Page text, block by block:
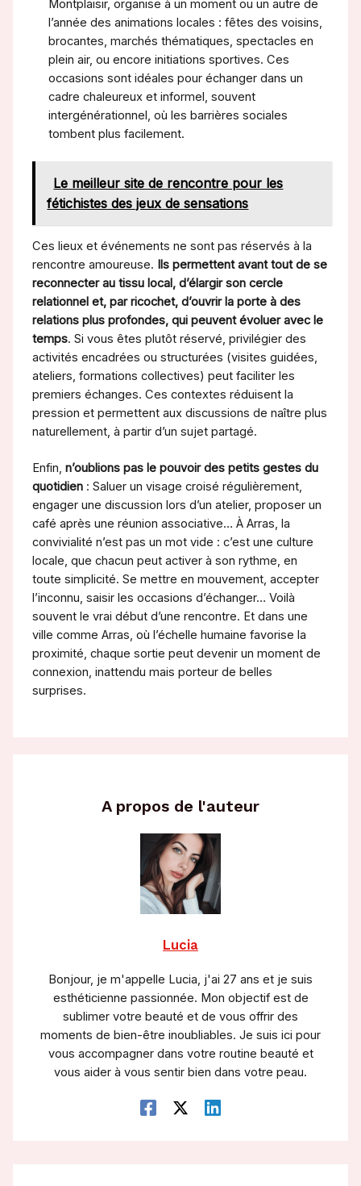
Montplaisir, organise à un moment ou un autre de
l’année des animations locales : fêtes des voisins,
brocantes, marchés thématiques, spectacles en
plein air, ou encore initiations sportives. Ces
occasions sont idéales pour échanger dans un
cadre chaleureux et informel, souvent
intergénérationnel, où les barrières sociales
tombent plus facilement.
Le meilleur site de rencontre pour les
fétichistes des jeux de sensations
Ces lieux et événements ne sont pas réservés à la
rencontre amoureuse. Ils permettent avant tout de se
reconnecter au tissu local, d’élargir son cercle
relationnel et, par ricochet, d’ouvrir la porte à des
relations plus profondes, qui peuvent évoluer avec le
temps. Si vous êtes plutôt réservé, privilégier des
activités encadrées ou structurées (visites guidées,
ateliers, formations collectives) peut faciliter les
premiers échanges. Ces contextes réduisent la
pression et permettent aux discussions de naître plus
naturellement, à partir d’un sujet partagé.
Enfin, n’oublions pas le pouvoir des petits gestes du
quotidien: Saluer un visage croisé régulièrement,
engager une discussion lors d’un atelier, proposer un
café après une réunion associative… À Arras, la
convivialité n’est pas un mot vide : c’est une culture
locale, que chacun peut activer à son rythme, en
toute simplicité. Se mettre en mouvement, accepter
l’inconnu, saisir les occasions d’échanger… Voilà
souvent le vrai début d’une rencontre. Et dans une
ville comme Arras, où l’échelle humaine favorise la
proximité, chaque sortie peut devenir un moment de
connexion, inattendu mais porteur de belles
surprises.
A propos de l'auteur
Lucia
Bonjour, je m'appelle Lucia, j'ai 27 ans et je suis
esthéticienne passionnée. Mon objectif est de
sublimer votre beauté et de vous offrir des
moments de bien-être inoubliables. Je suis ici pour
vous accompagner dans votre routine beauté et
vous aider à vous sentir bien dans votre peau.